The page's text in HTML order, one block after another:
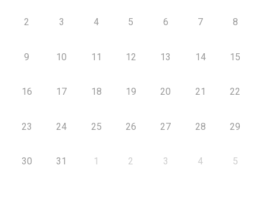
2 3 4 5 6 7 8
9 10 11 12 13 14 15
16 17 18 19 20 21 22
23 24 25 26 27 28 29
30 31 1 2 3 4 5